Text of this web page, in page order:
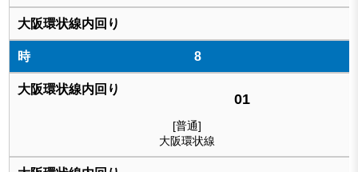
8
01
[普通]
大阪環状線